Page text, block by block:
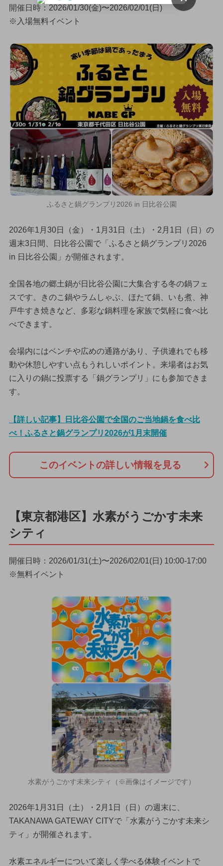
開催日時：2026/01/30(金)〜2026/02/01(日)
※入場無料イベント
ふるさと鍋グランプリ2026 in 日比谷公園
2026年1月30日（金）・1月31日（土）・2月1日（日）の
週末3日間、日比谷公園で「ふるさと鍋グランプリ2026
in 日比谷公園」が開催されます。
全国各地の郷土鍋が日比谷公園に大集合する冬の鍋フェ
スです。きのこ鍋やラムしゃぶ、ほたて鍋、いも煮、神
戸牛すき焼きなど、多彩な鍋料理を家族で気軽に食べ比
べできます。
会場内にはベンチや広めの通路があり、子供連れでも移
動や休憩しやすい点もうれしいポイント。来場者はお気
に入りの鍋に投票する「鍋グランプリ」にも参加できま
す。
【詳しい記事】日比谷公園で全国のご当地鍋を食べ比
べ！ふるさと鍋グランプリ2026が1月末開催
このイベントの詳しい情報を見る
【東京都港区】水素がうごかす未来
シティ
開催日時：2026/01/31(土)〜2026/02/01(日) 10:00-17:00
※無料イベント
水素がうごかす未来シティ（※画像はイメージです）
2026年1月31日（土）・2月1日（日）の週末に、
TAKANAWA GATEWAY CITYで「水素がうごかす未来シ
ティ」が開催されます。
水素エネルギーについて楽しく学べる体験イベントで